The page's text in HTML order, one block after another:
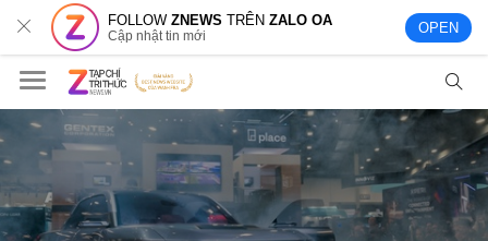
FOLLOWZNEWS TRÊNZALO OA
Cập nhật tin mới OPEN